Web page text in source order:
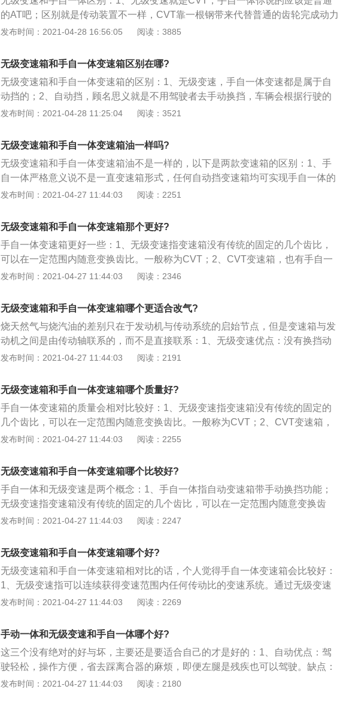
器。
的AT吧；区别就是传动装置不一样，CVT靠一根钢带来代替普通的齿轮完成动力
的传输。2、各有优缺点吧。CVT优点：1动力输出线性；提高燃油经济性。换挡
起步让人感觉肉；3、ATCVT的优缺点我是针对一般AT来说的。所以CVT的优点
发布时间：2021-04-28 16:56:05 阅读：3885
无级变速箱和手自一体变速箱区别在哪?
无级变速箱和手自一体变速箱的区别：1、无级变速，手自一体变速都是属于自
动挡的；2、自动挡，顾名思义就是不用驾驶者去手动换挡，车辆会根据行驶的
速度和交通情况自动选择合适的挡位行驶；3、一般的自动挡汽车上的挡位共有
车挡P挡、倒车挡R挡、空挡N挡、前进挡D挡完全可以满足一般驾驶的需要，而
如果遇到一些特殊的驾驶环境，就需要运用其它功能挡了；5、因此，如果你能
够选择一种正确的操纵控制方式，自动挡的汽车会有比手动挡更好的表现。
发布时间：2021-04-28 11:25:04 阅读：3521
无级变速箱和手自一体变速箱油一样吗?
无级变速箱和手自一体变速箱油不是一样的，以下是两款变速箱的区别：1、手
自一体严格意义说不是一直变速箱形式，任何自动挡变速箱均可实现手自一体的
功能，但是手自一体这样的称呼经常见于车辆配置表，通常这里指的是具备手自
数个传动比，其内部实现换挡的部件一般为锥齿轮和钢带；3、在整个变速过程
中达到无级变速。后者是有级变速箱，前进挡下有固定个数的传动比，其内部实
现换挡的部件一般为行星齿轮组。
发布时间：2021-04-27 11:44:03 阅读：2251
无级变速箱和手自一体变速箱那个更好?
手自一体变速箱更好一些：1、无级变速指变速箱没有传统的固定的几个齿比，
可以在一定范围内随意变换齿比。一般称为CVT；2、CVT变速箱，也有手自一
体的，可以控制几个程序上设定出来的固定的齿比（全自动模式下就不使用固定
体的变速箱，可以是CVT，也可以是传统的AT，也可以是DSG，也可以是AM
T，只要是附带手动换挡的自动变速箱就行，并不限定具体结构；4、CVT上面说
了，无换挡感觉，极平顺，超省油，但动力初段庸懒，故障率较高，无激烈驾驶
乐趣。
发布时间：2021-04-27 11:44:03 阅读：2346
无级变速箱和手自一体变速箱哪个更适合改气?
烧天然气与烧汽油的差别只在于发动机与传动系统的启始节点，但是变速箱与发
动机之间是由传动轴联系的，而不是直接联系：1、无级变速优点：没有换挡动
作，方便驾驶，没有换挡的顿挫感，传动效率高（比自动变速箱（85%左右）高
点：故障率相对较高，维修成本相对较高；3、手自一体优点：相对于手动来
讲，操作简单，发动机不会因为不及时减挡而超负荷，特别的好处是新手斜坡起
步不会熄火；相对于纯自动挡来讲，可以一定程度上满足手动换挡的乐趣，还可
以适当的拖挡减速，利用发动机制动汽车，这一点对过弯特别适用；4、手自一
体缺点：换挡顿挫感较大，油耗相对较高。
发布时间：2021-04-27 11:44:03 阅读：2191
无级变速箱和手自一体变速箱哪个质量好?
手自一体变速箱的质量会相对比较好：1、无级变速指变速箱没有传统的固定的
几个齿比，可以在一定范围内随意变换齿比。一般称为CVT；2、CVT变速箱，
也有手自一体的，可以控制几个程序上设定出来的固定的齿比（全自动模式下就
3、手自一体的变速箱，可以是CVT，也可以是传统的AT，也可以是DSG，也可
以是AMT，只要是附带手动换挡的自动变速箱就行，并不限定具体结构；4、CV
T上面说了，无换挡感觉，极平顺，超省油，但动力初段庸懒，故障率较高，无
激烈驾驶乐趣。
发布时间：2021-04-27 11:44:03 阅读：2255
无级变速箱和手自一体变速箱哪个比较好?
手自一体和无级变速是两个概念：1、手自一体指自动变速箱带手动换挡功能；
无级变速指变速箱没有传统的固定的几个齿比，可以在一定范围内随意变换齿
比。一般称为CVT；2、CVT变速箱，也有手自一体的，可以控制几个程序上设
油，无换挡感觉，但没什么驾驶乐趣）；3、手自一体的变速箱，可以是CVT，
也可以是传统的AT，也可以是DSG，也可以是AMT，只要是附带手动换挡的自
动变速箱就行，并不限定具体结构；4、CVT上面说了，无换挡感觉，极平顺，
超省油，但动力初段庸懒，故障率较高，无激烈驾驶乐趣；传统AT，除了油耗高
点，传动效率差点，其它就没什么缺点了，非常成熟；5、DSG，双离合自动变
的车用，比如QQ，SMART。要不就是追求极致运动性能的车用，比如法拉利。
发布时间：2021-04-27 11:44:03 阅读：2247
无级变速箱和手自一体变速箱哪个好?
无级变速箱和手自一体变速箱相对比的话，个人觉得手自一体变速箱会比较好：
1、无级变速指可以连续获得变速范围内任何传动比的变速系统。通过无级变速
可以得到传动系与发动机工况的最佳匹配；2、常见的无级变速器有液力机械式
动换挡和自动换挡结合在一起的变速方式。手动挡因为自己可以自由调节挡位及
转速，驾驶起来有种畅快的感觉，运动感十足，富有驾驶乐趣。
发布时间：2021-04-27 11:44:03 阅读：2269
手动一体和无级变速和手自一体哪个好?
这三个没有绝对的好与坏，主要还是要适合自己的才是好的：1、自动优点：驾
驶轻松，操作方便，省去踩离合器的麻烦，即便左腿是残疾也可以驾驶。缺点：
换挡的反应时间较长，没驾驶乐趣，燃油经济性差。适合人群：喜欢简单惬意驾
发布时间：2021-04-27 11:44:03 阅读：2180